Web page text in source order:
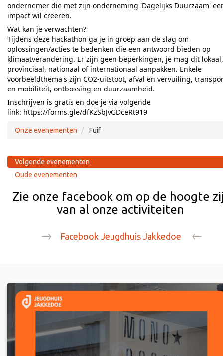
ondernemer die met zijn onderneming 'Dagelijks Duurzaam'
impact wil creëren.
Wat kan je verwachten?
Tijdens deze hackathon ga je in groep aan de slag om
oplossingen/acties te bedenken die een antwoord bieden op
klimaatverandering. Er zijn geen beperkingen, je mag dit lokaal,
provinciaal, nationaal of internationaal aanpakken. Enkele
voorbeeldthema's zijn CO2-uitstoot, afval en vervuiling,
en mobiliteit, ontbossing en duurzaamheid.
Inschrijven is gratis en doe je via volgende
link: https://forms.gle/dfKzSbJvGDceRt919
Onze evenementen Fuif
Volgende evenementen
Oude evenementen
Zie onze facebook om op de hoogte
van al onze activiteiten
→
Facebook Jeugdhuis Jakkedoe ←